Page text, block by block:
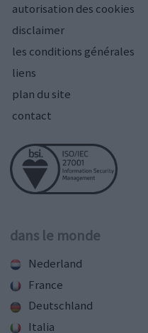
autorisation des cookies
disclaimer
les conditions générales
liens
plan du site
contact
dans le monde
Nederland
France
Deutschland
Italia